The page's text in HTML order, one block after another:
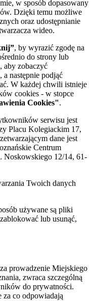
w sposób dopasowany
Dzięki temu możliwe
oraz udostępnianie
wideo.
, by wyrazić zgodę na
do strony lub
, aby zobaczyć
następnie podjąć
W każdej chwili istnieje
cookies - w stopce
Cookies".
serwisu jest
Placu Kolegiackim 17,
dane jest
Centrum
Noskowskiego 12/14, 61-
Twoich danych
używane są pliki
lub usunąć,
prowadzenie Miejskiego
zwraca szczególną
do prywatności.
za co odpowiadają